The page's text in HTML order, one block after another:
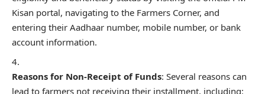
Kisan portal, navigating to the Farmers Corner, and
entering their Aadhaar number, mobile number, or bank
account information.
Reasons for Non-Receipt of Funds: Several reasons can
lead to farmers not receiving their installment, including: